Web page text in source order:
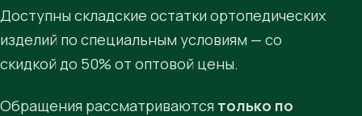
Доступны складские остатки ортопедических
изделий по специальным условиям — со
скидкой до 50% от оптовой цены.
Обращения рассматриваются только по